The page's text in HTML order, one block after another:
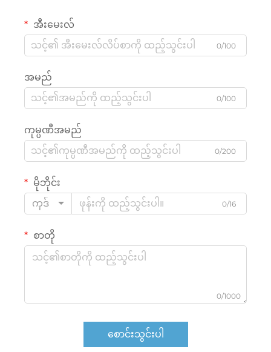
အီးမေးလ်
0/100
အမည်
0/100
ကုမ္ပဏီအမည်
0/200
မိုဘိုင်း
ကုဒ်
0/16
စာတို
0/1000
စောင်းသွင်းပါ